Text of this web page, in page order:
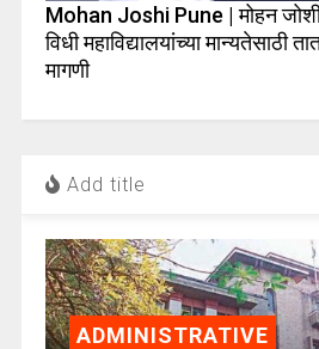
Mohan Joshi Pune | मोहन जोशी
विधी महाविद्यालयांच्या मान्यतेसाठी
मागणी
Add title
ADMINISTRATIVE